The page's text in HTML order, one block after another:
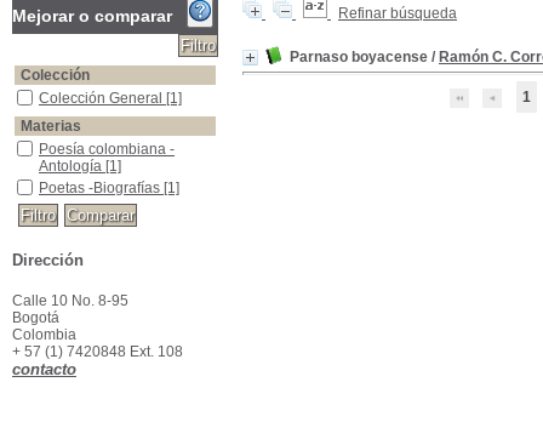
Refinar búsqueda
Parnaso boyacense / Ramón C.
1
Mejorar o comparar
Colección
Colección General
Colección General [1]
Materias
Poesía colombiana -Antología
Poesía colombiana -
Antología [1]
Poetas -Biografías
Poetas -Biografías [1]
Dirección
Calle 10 No. 8-95
Bogotá
Colombia
+ 57 (1) 7420848 Ext. 108
contacto